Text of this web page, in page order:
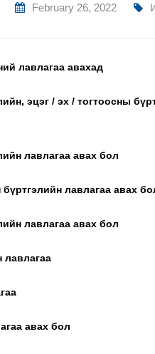
February 26, 2022
лавлагаа авахад
эцэг / эх / тогтоосны
лавлагаа авах бол
лавлагаа авах
лавлагаа авах бол
лавлагаа
авах бол